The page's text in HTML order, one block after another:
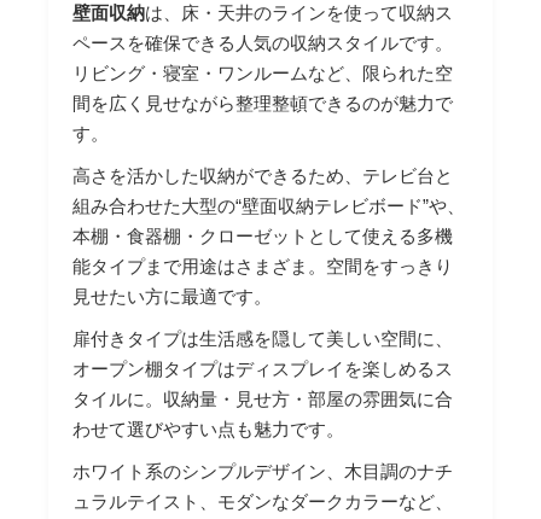
壁面収納は、床・天井のラインを使って収納ス
ペースを確保できる人気の収納スタイルです。
リビング・寝室・ワンルームなど、限られた空
間を広く見せながら整理整頓できるのが魅力で
す。
高さを活かした収納ができるため、テレビ台と
組み合わせた大型の“壁面収納テレビボード”や、
本棚・食器棚・クローゼットとして使える多機
能タイプまで用途はさまざま。空間をすっきり
見せたい方に最適です。
扉付きタイプは生活感を隠して美しい空間に、
オープン棚タイプはディスプレイを楽しめるス
タイルに。収納量・見せ方・部屋の雰囲気に合
わせて選びやすい点も魅力です。
ホワイト系のシンプルデザイン、木目調のナチ
ュラルテイスト、モダンなダークカラーなど、